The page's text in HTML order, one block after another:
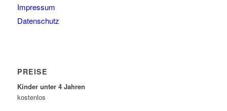
Impressum
Datenschutz
PREISE
Kinder unter 4 Jahren
kostenlos